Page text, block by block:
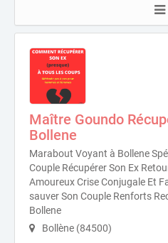
Maître Goundo
Bollene
Marabout Voyant à Bollene
Couple Récupérer Son Ex
Amoureux Crise Conjugale Et
sauver Son Couple Renforts
Bollene
Bollène (84500)